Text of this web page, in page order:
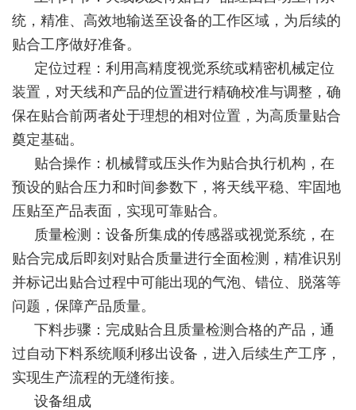
统，精准、高效地输送至设备的工作区域，为后续的
贴合工序做好准备。
定位过程：利用高精度视觉系统或精密机械定位
装置，对天线和产品的位置进行精确校准与调整，确
保在贴合前两者处于理想的相对位置，为高质量贴合
奠定基础。
贴合操作：机械臂或压头作为贴合执行机构，在
预设的贴合压力和时间参数下，将天线平稳、牢固地
压贴至产品表面，实现可靠贴合。
质量检测：设备所集成的传感器或视觉系统，在
贴合完成后即刻对贴合质量进行全面检测，精准识别
并标记出贴合过程中可能出现的气泡、错位、脱落等
问题，保障产品质量。
下料步骤：完成贴合且质量检测合格的产品，通
过自动下料系统顺利移出设备，进入后续生产工序，
实现生产流程的无缝衔接。
设备组成